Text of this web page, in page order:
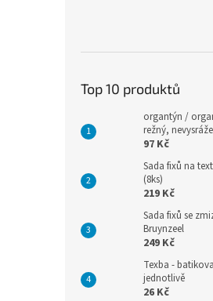
Top 10 produktů
organtýn /
režný,
97 Kč
Sada fixů na
(8ks)
219 Kč
Sada fixů se
Bruynzeel
249 Kč
Texba -
jednotlivě
26 Kč